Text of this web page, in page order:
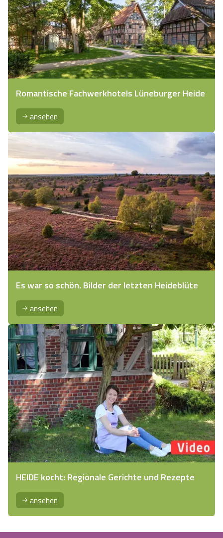
Romantische Fachwerkhotels Lüneburger Heide
ansehen
Es war so schön. Bilder der letzten Heideblüte
ansehen
HEIDE kocht: Regionale Gerichte und Rezepte
ansehen